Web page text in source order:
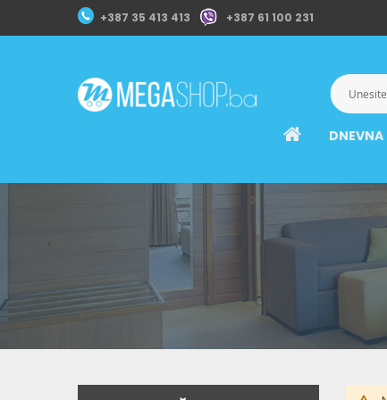
+387 35 413 413 +387 61 100 231